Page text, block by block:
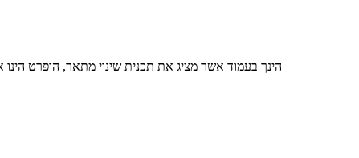
הינך בעמוד אשר מציג את תכנית שינוי מתאר, הופרט